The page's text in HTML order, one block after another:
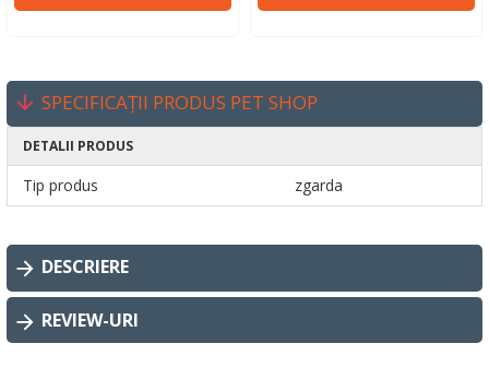
SPECIFICAȚII PRODUS PET SHOP
DETALII PRODUS
Tip produs zgarda
DESCRIERE
REVIEW-URI